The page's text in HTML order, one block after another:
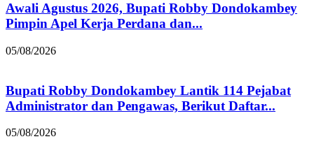
Awali Agustus 2026, Bupati Robby Dondokambey
Pimpin Apel Kerja Perdana dan...
05/08/2026
Bupati Robby Dondokambey Lantik 114 Pejabat
Administrator dan Pengawas, Berikut Daftar...
05/08/2026